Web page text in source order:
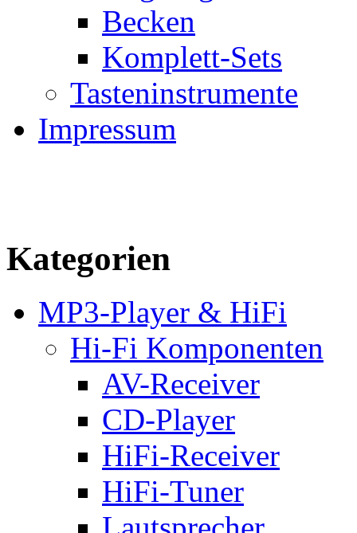
Becken
Komplett-Sets
Tasteninstrumente
Impressum
Kategorien
MP3-Player & HiFi
Hi-Fi Komponenten
AV-Receiver
CD-Player
HiFi-Receiver
HiFi-Tuner